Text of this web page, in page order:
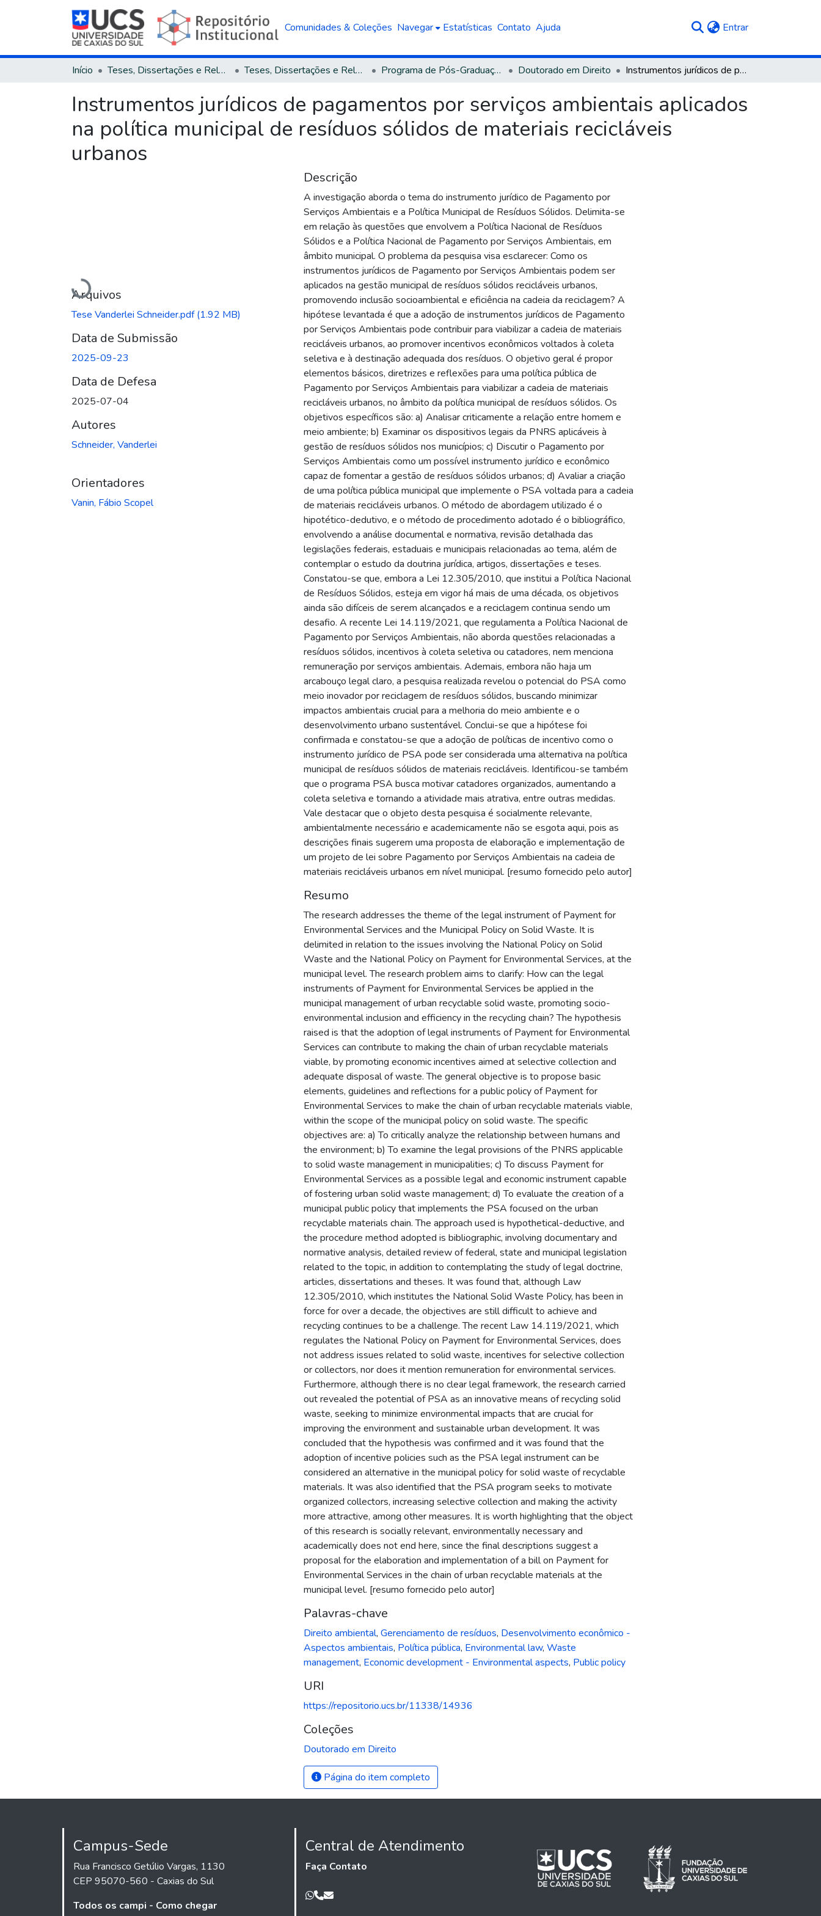
Comunidades & Coleções Navegar Estatísticas Contato Ajuda Entrar(current)
Início Teses, Dissertações e Relatórios Teses, Dissertações e Relatórios defendidos na UCS Programa de Pós-Graduação em Direito Doutorado em Direito Instrumentos jurídicos de pagamentos por serviços ambientais aplicados na política municipal de resíduos sólidos de materiais recicláveis urbanos
Instrumentos jurídicos de pagamentos por serviços ambientais aplicados
na política municipal de resíduos sólidos de materiais recicláveis
urbanos
Carregando...Arquivos
Tese Vanderlei Schneider.pdf(1.92 MB)
Data de Submissão
2025-09-23
Data de Defesa
2025-07-04
Autores
Schneider, Vanderlei
Orientadores
Vanin, Fábio Scopel
Descrição
A investigação aborda o tema do instrumento jurídico de Pagamento por
Serviços Ambientais e a Política Municipal de Resíduos Sólidos. Delimita-se
em relação às questões que envolvem a Política Nacional de Resíduos
Sólidos e a Política Nacional de Pagamento por Serviços Ambientais, em
âmbito municipal. O problema da pesquisa visa esclarecer: Como os
instrumentos jurídicos de Pagamento por Serviços Ambientais podem ser
aplicados na gestão municipal de resíduos sólidos recicláveis urbanos,
promovendo inclusão socioambiental e eficiência na cadeia da reciclagem? A
hipótese levantada é que a adoção de instrumentos jurídicos de Pagamento
por Serviços Ambientais pode contribuir para viabilizar a cadeia de materiais
recicláveis urbanos, ao promover incentivos econômicos voltados à coleta
seletiva e à destinação adequada dos resíduos. O objetivo geral é propor
elementos básicos, diretrizes e reflexões para uma política pública de
Pagamento por Serviços Ambientais para viabilizar a cadeia de materiais
recicláveis urbanos, no âmbito da política municipal de resíduos sólidos. Os
objetivos específicos são: a) Analisar criticamente a relação entre homem e
meio ambiente; b) Examinar os dispositivos legais da PNRS aplicáveis à
gestão de resíduos sólidos nos municípios; c) Discutir o Pagamento por
Serviços Ambientais como um possível instrumento jurídico e econômico
capaz de fomentar a gestão de resíduos sólidos urbanos; d) Avaliar a criação
de uma política pública municipal que implemente o PSA voltada para a cadeia
de materiais recicláveis urbanos. O método de abordagem utilizado é o
hipotético-dedutivo, e o método de procedimento adotado é o bibliográfico,
envolvendo a análise documental e normativa, revisão detalhada das
legislações federais, estaduais e municipais relacionadas ao tema, além de
contemplar o estudo da doutrina jurídica, artigos, dissertações e teses.
Constatou-se que, embora a Lei 12.305/2010, que institui a Política Nacional
de Resíduos Sólidos, esteja em vigor há mais de uma década, os objetivos
ainda são difíceis de serem alcançados e a reciclagem continua sendo um
desafio. A recente Lei 14.119/2021, que regulamenta a Política Nacional de
Pagamento por Serviços Ambientais, não aborda questões relacionadas a
resíduos sólidos, incentivos à coleta seletiva ou catadores, nem menciona
remuneração por serviços ambientais. Ademais, embora não haja um
arcabouço legal claro, a pesquisa realizada revelou o potencial do PSA como
meio inovador por reciclagem de resíduos sólidos, buscando minimizar
impactos ambientais crucial para a melhoria do meio ambiente e o
desenvolvimento urbano sustentável. Conclui-se que a hipótese foi
confirmada e constatou-se que a adoção de políticas de incentivo como o
instrumento jurídico de PSA pode ser considerada uma alternativa na política
municipal de resíduos sólidos de materiais recicláveis. Identificou-se também
que o programa PSA busca motivar catadores organizados, aumentando a
coleta seletiva e tornando a atividade mais atrativa, entre outras medidas.
Vale destacar que o objeto desta pesquisa é socialmente relevante,
ambientalmente necessário e academicamente não se esgota aqui, pois as
descrições finais sugerem uma proposta de elaboração e implementação de
um projeto de lei sobre Pagamento por Serviços Ambientais na cadeia de
materiais recicláveis urbanos em nível municipal. [resumo fornecido pelo autor]
Resumo
The research addresses the theme of the legal instrument of Payment for
Environmental Services and the Municipal Policy on Solid Waste. It is
delimited in relation to the issues involving the National Policy on Solid
Waste and the National Policy on Payment for Environmental Services, at the
municipal level. The research problem aims to clarify: How can the legal
instruments of Payment for Environmental Services be applied in the
municipal management of urban recyclable solid waste, promoting socio-
environmental inclusion and efficiency in the recycling chain? The hypothesis
raised is that the adoption of legal instruments of Payment for Environmental
Services can contribute to making the chain of urban recyclable materials
viable, by promoting economic incentives aimed at selective collection and
adequate disposal of waste. The general objective is to propose basic
elements, guidelines and reflections for a public policy of Payment for
Environmental Services to make the chain of urban recyclable materials viable,
within the scope of the municipal policy on solid waste. The specific
objectives are: a) To critically analyze the relationship between humans and
the environment; b) To examine the legal provisions of the PNRS applicable
to solid waste management in municipalities; c) To discuss Payment for
Environmental Services as a possible legal and economic instrument capable
of fostering urban solid waste management; d) To evaluate the creation of a
municipal public policy that implements the PSA focused on the urban
recyclable materials chain. The approach used is hypothetical-deductive, and
the procedure method adopted is bibliographic, involving documentary and
normative analysis, detailed review of federal, state and municipal legislation
related to the topic, in addition to contemplating the study of legal doctrine,
articles, dissertations and theses. It was found that, although Law
12.305/2010, which institutes the National Solid Waste Policy, has been in
force for over a decade, the objectives are still difficult to achieve and
recycling continues to be a challenge. The recent Law 14.119/2021, which
regulates the National Policy on Payment for Environmental Services, does
not address issues related to solid waste, incentives for selective collection
or collectors, nor does it mention remuneration for environmental services.
Furthermore, although there is no clear legal framework, the research carried
out revealed the potential of PSA as an innovative means of recycling solid
waste, seeking to minimize environmental impacts that are crucial for
improving the environment and sustainable urban development. It was
concluded that the hypothesis was confirmed and it was found that the
adoption of incentive policies such as the PSA legal instrument can be
considered an alternative in the municipal policy for solid waste of recyclable
materials. It was also identified that the PSA program seeks to motivate
organized collectors, increasing selective collection and making the activity
more attractive, among other measures. It is worth highlighting that the object
of this research is socially relevant, environmentally necessary and
academically does not end here, since the final descriptions suggest a
proposal for the elaboration and implementation of a bill on Payment for
Environmental Services in the chain of urban recyclable materials at the
municipal level. [resumo fornecido pelo autor]
Palavras-chave
Direito ambiental, Gerenciamento de resíduos, Desenvolvimento econômico -
Aspectos ambientais, Política pública, Environmental law, Waste
management, Economic development - Environmental aspects, Public policy
URI
https://repositorio.ucs.br/11338/14936
Coleções
Doutorado em Direito
Página do item completo
Campus-Sede
Rua Francisco Getúlio Vargas, 1130
CEP 95070-560 - Caxias do Sul
Todos os campi - Como chegar
Central de Atendimento
Faça Contato